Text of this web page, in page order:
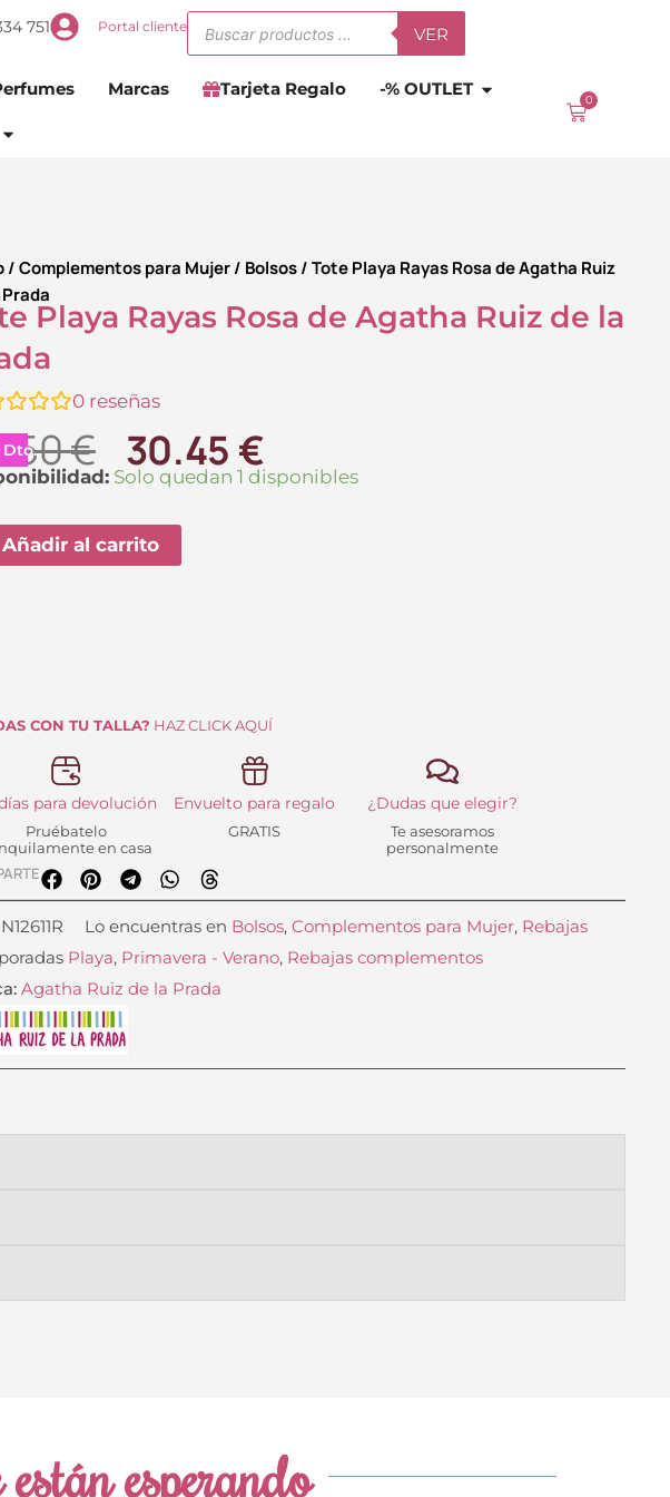
751 Portal clienteBúsqueda
de
productos
VER
Marcas Tarjeta Regalo -% OUTLET Abrir
Abrir
0
Carrito
/Complementos para Mujer/ Bolsos/ Tote Playa Rayas Rosa de Agatha Ruiz
Playa Rayas Rosa de Agatha Ruiz de la
0 reseñas
Dto. € El
precio
original
era:
30.45 €El
precio
Solo quedan 1 disponibles
Añadir al carrito
CON TU TALLA? HAZ CLICK AQUÍ
para devolución
Pruébatelo
en casa
Envuelto para regalo
GRATIS
¿Dudas que elegir?
Te asesoramos
personalmente
N12611R Lo encuentras en Bolsos, Complementos para Mujer, Rebajas
Playa, Primavera - Verano, Rebajas complementos
Agatha Ruiz de la Prada
esperando